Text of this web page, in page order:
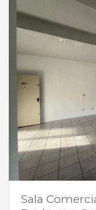
Sala